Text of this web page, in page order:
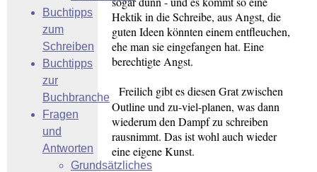
Buchtipps
zum
Schreiben
Buchtipps
zur
Buchbranche
Fragen
und
Antworten
Grundsätzliches
Hektik in die Schreibe, aus Angst, die
guten Ideen könnten einem entfleuchen,
ehe man sie eingefangen hat. Eine
berechtigte Angst.
Freilich gibt es diesen Grat zwischen
Outline und zu-viel-planen, was dann
wiederum den Dampf zu schreiben
rausnimmt. Das ist wohl auch wieder
eine eigene Kunst.